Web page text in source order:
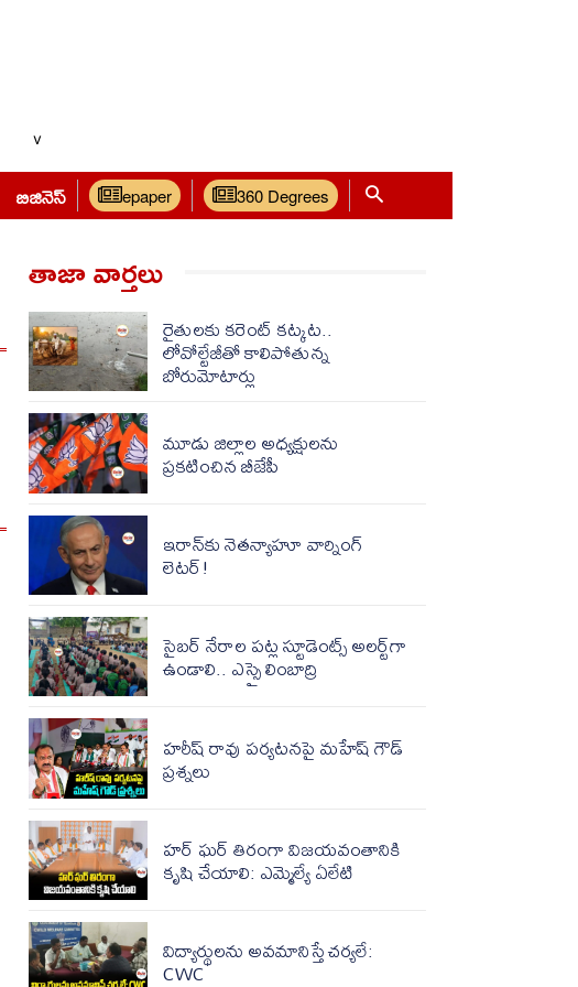
v
బిజినెస్ epaper 360 Degrees
తాజా వార్త‌లు
రైతులకు కరెంట్ కట్కట..
లోవోల్టేజీతో కాలిపోతున్న
బోరుమోటార్లు
మూడు జిల్లాల అధ్యక్షులను
ప్రకటించిన బీజేపీ
ఇరాన్‌కు నెత‌న్యాహూ వార్నింగ్
లెట‌ర్‌!
సైబర్ నేరాల పట్ల స్టూడెంట్స్ అలర్ట్‌గా
ఉండాలి.. ఎస్సై లింబాద్రి
హరీష్ రావు పర్యటనపై మహేష్ గౌడ్
ప్రశ్నలు
హర్ ఘర్ తిరంగా విజయవంతానికి
కృషి చేయాలి: ఎమ్మెల్యే ఏలేటి
విద్యార్థులను అవమానిస్తే చర్యలే:
CWC